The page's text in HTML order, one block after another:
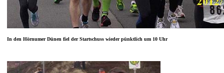
In den Hörnumer Dünen fiel der Startschuss wieder pünktlich um 10 Uhr